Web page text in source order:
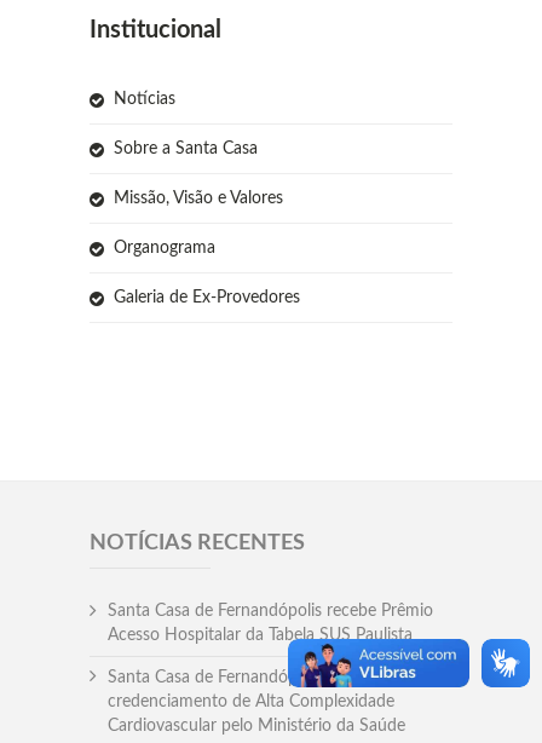
Institucional
Notícias
Sobre a Santa Casa
Missão, Visão e Valores
Organograma
Galeria de Ex-Provedores
NOTÍCIAS RECENTES
Santa Casa de Fernandópolis recebe Prêmio
Acesso Hospitalar da Tabela SUS Paulista
Santa Casa de Fernandópolis conquista
credenciamento de Alta Complexidade
Cardiovascular pelo Ministério da Saúde